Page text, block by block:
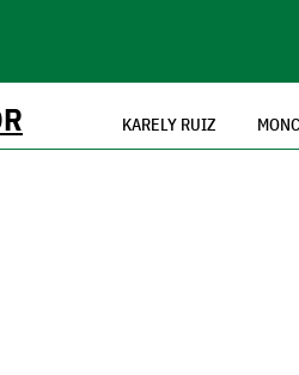
KARELY RUIZ